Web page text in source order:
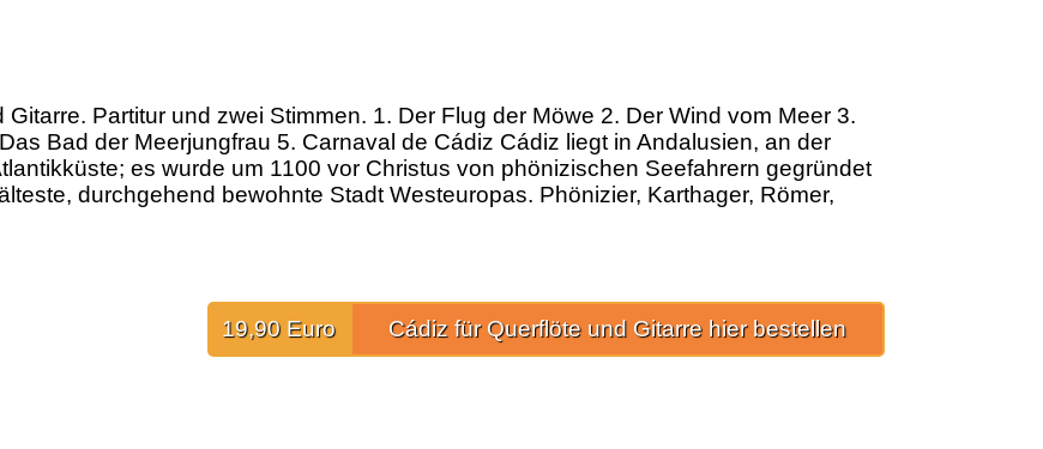
Gitarre. Partitur und zwei Stimmen. 1. Der Flug der Möwe 2. Der Wind vom Meer 3.
Bad der Meerjungfrau 5. Carnaval de Cádiz Cádiz liegt in Andalusien, an der
es wurde um 1100 vor Christus von phönizischen Seefahrern gegründet
durchgehend bewohnte Stadt Westeuropas. Phönizier, Karthager, Römer,
Cádiz für Querflöte und Gitarre hier bestellen
19,90 Euro